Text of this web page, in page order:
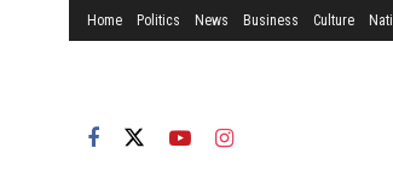
Home Politics News Business Culture